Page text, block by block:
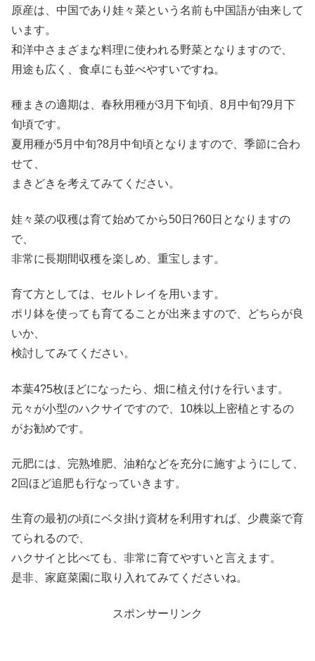
原産は、中国であり娃々菜という名前も中国語が由来して
います。
和洋中さまざまな料理に使われる野菜となりますので、
用途も広く、食卓にも並べやすいですね。
種まきの適期は、春秋用種が3月下旬頃、8月中旬?9月下
旬頃です。
夏用種が5月中旬?8月中旬頃となりますので、季節に合わ
せて、
まきどきを考えてみてください。
娃々菜の収穫は育て始めてから50日?60日となりますの
で、
非常に長期間収穫を楽しめ、重宝します。
育て方としては、セルトレイを用います。
ポリ鉢を使っても育てることが出来ますので、どちらが良
いか、
検討してみてください。
本葉4?5枚ほどになったら、畑に植え付けを行います。
元々が小型のハクサイですので、10株以上密植とするの
がお勧めです。
元肥には、完熟堆肥、油粕などを充分に施すようにして、
2回ほど追肥も行なっていきます。
生育の最初の頃にベタ掛け資材を利用すれば、少農薬で育
てられるので、
ハクサイと比べても、非常に育てやすいと言えます。
是非、家庭菜園に取り入れてみてくださいね。
スポンサーリンク